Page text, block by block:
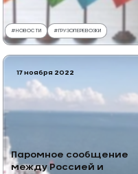
# НОВОСТИ # ГРУЗОПЕРЕВОЗКИ
17 ноября 2022
Паромное сообщение
между Россией и